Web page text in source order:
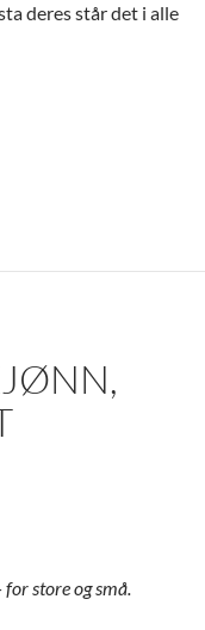
deres står det i alle
store og små.